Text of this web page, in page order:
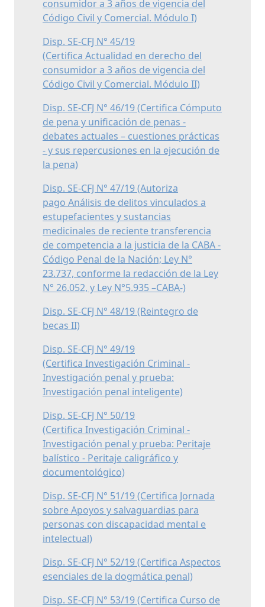
consumidor a 3 años de vigencia del
Código Civil y Comercial. Módulo I)
Disp. SE-CFJ N° 45/19
(Certifica Actualidad en derecho del
consumidor a 3 años de vigencia del
Código Civil y Comercial. Módulo II)
Disp. SE-CFJ N° 46/19 (Certifica Cómputo
de pena y unificación de penas -
debates actuales – cuestiones prácticas
- y sus repercusiones en la ejecución de
la pena)
Disp. SE-CFJ N° 47/19 (Autoriza
pago Análisis de delitos vinculados a
estupefacientes y sustancias
medicinales de reciente transferencia
de competencia a la justicia de la CABA -
Código Penal de la Nación; Ley N°
23.737, conforme la redacción de la Ley
N° 26.052, y Ley N°5.935 –CABA-)
Disp. SE-CFJ N° 48/19 (Reintegro de
becas II)
Disp. SE-CFJ N° 49/19
(Certifica Investigación Criminal -
Investigación penal y prueba:
Investigación penal inteligente)
Disp. SE-CFJ N° 50/19
(Certifica Investigación Criminal -
Investigación penal y prueba: Peritaje
balístico - Peritaje caligráfico y
documentológico)
Disp. SE-CFJ N° 51/19 (Certifica Jornada
sobre Apoyos y salvaguardias para
personas con discapacidad mental e
intelectual)
Disp. SE-CFJ N° 52/19 (Certifica Aspectos
esenciales de la dogmática penal)
Disp. SE-CFJ N° 53/19 (Certifica Curso de